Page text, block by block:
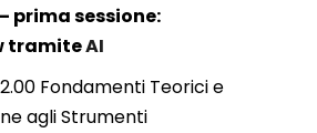
prima sessione:
tramiteAI
Fondamenti Teorici e
agli Strumenti